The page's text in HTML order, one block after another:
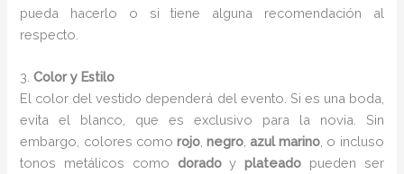
pueda hacerlo o si tiene alguna recomendación al
respecto.
3.Color y Estilo
El color del vestido dependerá del evento. Si es una boda,
evita el blanco, que es exclusivo para la novia. Sin
embargo, colores como rojo,negro ,azul marino , o incluso
tonos metálicos como doradoyplateado pueden ser